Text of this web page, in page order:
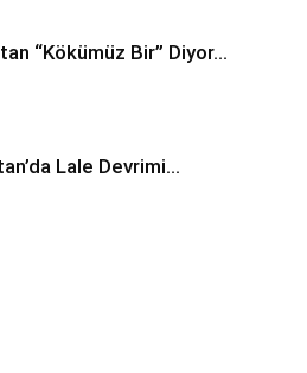
“Kökümüz Bir” Diyor…
Lale Devrimi…